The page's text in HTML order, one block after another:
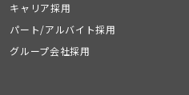
キャリア採用
パート/アルバイト採用
グループ会社採用